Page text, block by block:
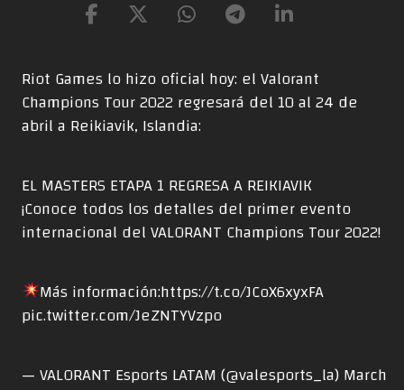
Riot Games lo hizo oficial hoy: el Valorant
Champions Tour 2022 regresará del 10 al 24 de
abril a Reikiavik, Islandia:
EL MASTERS ETAPA 1 REGRESA A REIKIAVIK
¡Conoce todos los detalles del primer evento
internacional del VALORANT Champions Tour 2022!
Más información:https://t.co/JCoX6xyxFA
pic.twitter.com/JeZNTYVzpo
— VALORANT Esports LATAM (@valesports_la)March